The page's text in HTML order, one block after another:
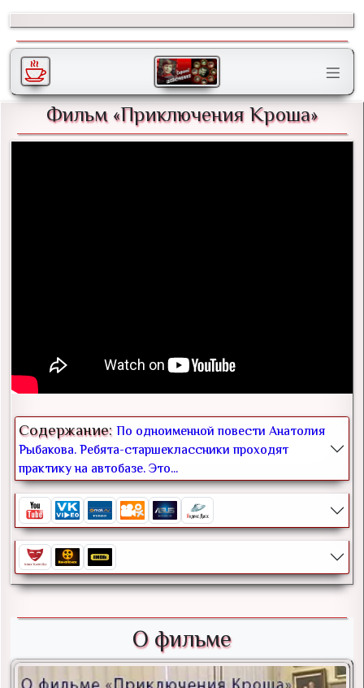
Фильм «Приключения Кроша»
Содержание: По одноименной повести Анатолия
Рыбакова. Ребята-старшеклассники проходят
практику на автобазе. Это...
О фильме